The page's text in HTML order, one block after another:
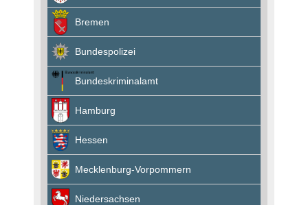
Bremen
Bundespolizei
Bundeskriminalamt
Hamburg
Hessen
Mecklenburg-Vorpommern
Niedersachsen